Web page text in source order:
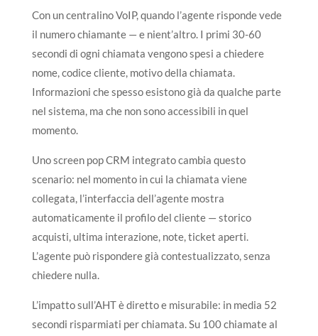
Con un centralino VoIP, quando l’agente risponde vede
il numero chiamante — e nient’altro. I primi 30-60
secondi di ogni chiamata vengono spesi a chiedere
nome, codice cliente, motivo della chiamata.
Informazioni che spesso esistono già da qualche parte
nel sistema, ma che non sono accessibili in quel
momento.
Uno screen pop CRM integrato cambia questo
scenario: nel momento in cui la chiamata viene
collegata, l’interfaccia dell’agente mostra
automaticamente il profilo del cliente — storico
acquisti, ultima interazione, note, ticket aperti.
L’agente può rispondere già contestualizzato, senza
chiedere nulla.
L’impatto sull’AHT è diretto e misurabile: in media 52
secondi risparmiati per chiamata. Su 100 chiamate al